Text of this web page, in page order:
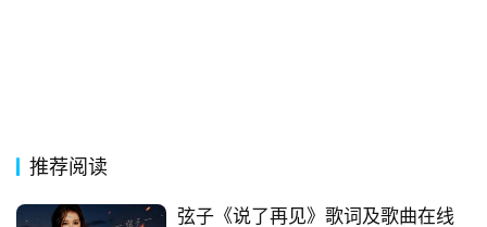
推荐阅读
弦子《说了再见》歌词及歌曲在线